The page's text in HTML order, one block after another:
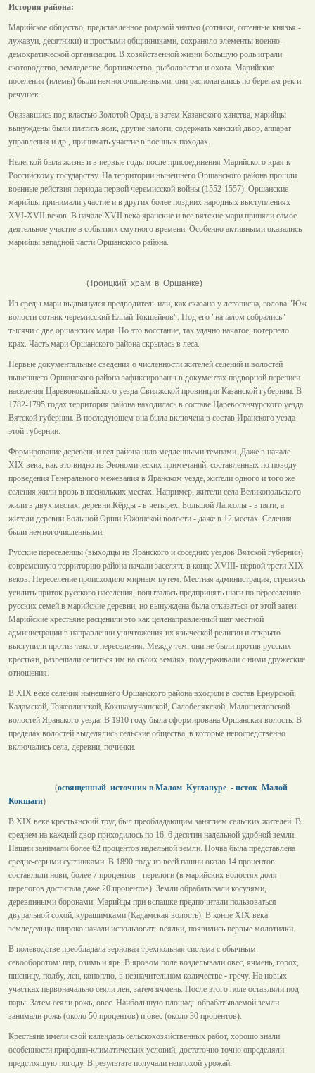
История района:
Марийское общество, представленное родовой знатью (сотники, сотенные князья -
лужавуи, десятники) и простыми общинниками, сохраняло элементы военно-
демократической организации. В хозяйственной жизни большую роль играли
скотоводство, земледелие, бортничество, рыболовство и охота. Марийские
поселения (илемы) были немногочисленными, они располагались по берегам рек и
речушек.
Оказавшись под властью Золотой Орды, а затем Казанского ханства, марийцы
вынуждены были платить ясак, другие налоги, содержать ханский двор, аппарат
управления и др., принимать участие в военных походах.
Нелегкой была жизнь и в первые годы после присоединения Марийского края к
Российскому государству. На территории нынешнего Оршанского района прошли
военные действия периода первой черемисской войны (1552-1557). Оршанские
марийцы принимали участие и в других более поздних народных выступлениях
XVI-XVII веков. В начале XVII века яранские и все вятские мари приняли самое
деятельное участие в событиях смутного времени. Особенно активными оказались
марийцы западной части Оршанского района.
(Троицкий храм в Оршанке)
Из среды мари выдвинулся предводитель или, как сказано у летописца, голова "Юж
волости сотник черемисский Елпай Токшейков". Под его "началом собрались"
тысячи с две оршанских мари. Но это восстание, так удачно начатое, потерпело
крах. Часть мари Оршанского района скрылась в леса.
Первые документальные сведения о численности жителей селений и волостей
нынешнего Оршанского района зафиксированы в документах подворной переписи
населения Царевококшайского уезда Свияжской провинции Казанской губернии. В
1782-1795 годах территория района находилась в составе Царевосанчурского уезда
Вятской губернии. В последующем она была включена в состав Иранского уезда
этой губернии.
Формирование деревень и сел района шло медленными темпами. Даже в начале
XIX века, как это видно из Экономических примечаний, составленных по поводу
проведения Генерального межевания в Яранском уезде, жители одного и того же
селения жили врозь в нескольких местах. Например, жители села Великопольского
жили в двух местах, деревни Кёрды - в четырех, Большой Лапсолы - в пяти, а
жители деревни Большой Орши Южинской волости - даже в 12 местах. Селения
были немногочисленными.
Русские переселенцы (выходцы из Яранского и соседних уездов Вятской губернии)
современную территорию района начали заселять в конце XVIII- первой трети XIX
веков. Переселение происходило мирным путем. Местная администрация, стремясь
усилить приток русского населения, попыталась предпринять шаги по переселению
русских семей в марийские деревни, но вынуждена была отказаться от этой затеи.
Марийские крестьяне расценили это как целенаправленный шаг местной
администрации в направлении уничтожения их языческой религии и открыто
выступили против такого переселения. Между тем, они не были против русских
крестьян, разрешали селиться им на своих землях, поддерживали с ними дружеские
отношения.
В XIX веке селения нынешнего Оршанского района входили в состав Ернурской,
Кадамской, Тожсолинской, Кокшамучашской, Салобелякской, Малощегловской
волостей Яранского уезда. В 1910 году была сформирована Оршанская волость. В
пределах волостей выделялись сельские общества, в которые непосредственно
включались села, деревни, починки.
(освященный источник в Малом Куглануре - исток Малой
Кокшаги)
В XIX веке крестьянский труд был преобладающим занятием сельских жителей. В
среднем на каждый двор приходилось по 16, 6 десятин надельной удобной земли.
Пашни занимали более 62 процентов надельной земли. Почва была представлена
средне-серыми суглинками. В 1890 году из всей пашни около 14 процентов
составляли нови, более 7 процентов - перелоги (в марийских волостях доля
перелогов достигала даже 20 процентов). Земли обрабатывали косулями,
деревянными боронами. Марийцы при вспашке предпочитали пользоваться
двуральной сохой, курашимками (Кадамская волость). В конце XIX века
земледельцы широко начали использовать веялки, появились первые молотилки.
В полеводстве преобладала зерновая трехпольная система с обычным
севооборотом: пар, озимь и ярь. В яровом поле возделывали овес, ячмень, горох,
пшеницу, полбу, лен, коноплю, в незначительном количестве - гречу. На новых
участках первоначально сеяли лен, затем ячмень. После этого поле оставляли под
пары. Затем сеяли рожь, овес. Наибольшую площадь обрабатываемой земли
занимали рожь (около 50 процентов) и овес (около 30 процентов).
Крестьяне имели свой календарь сельскохозяйственных работ, хорошо знали
особенности природно-климатических условий, достаточно точно определяли
предстоящую погоду. В результате получали неплохой урожай.